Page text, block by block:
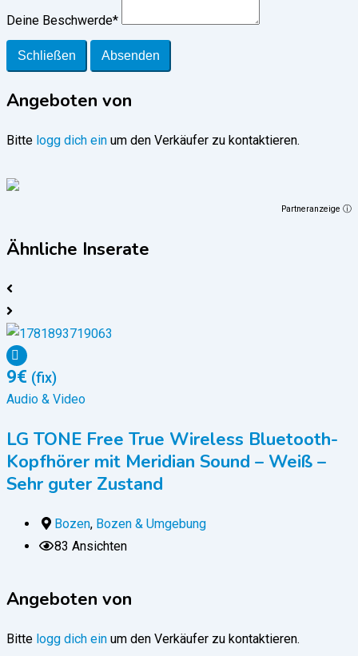
Deine Beschwerde*
Schließen Absenden
Angeboten von
Bitte logg dich ein um den Verkäufer zu kontaktieren.
Partneranzeige ⓘ
Ähnliche Inserate
9€ (fix)
Audio & Video
LG TONE Free True Wireless Bluetooth-
Kopfhörer mit Meridian Sound – Weiß –
Sehr guter Zustand
Bozen, Bozen & Umgebung
83 Ansichten
Angeboten von
Bitte logg dich ein um den Verkäufer zu kontaktieren.